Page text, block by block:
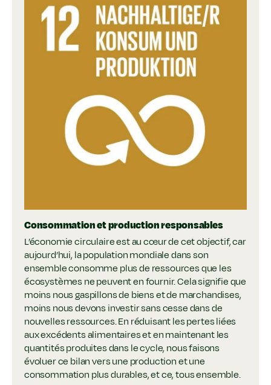
Consommation et production responsables
L’économie circulaire est au cœur de cet objectif, car
aujourd’hui, la population mondiale dans son
ensemble consomme plus de ressources que les
écosystèmes ne peuvent en fournir. Cela signifie que
moins nous gaspillons de biens et de marchandises,
moins nous devons investir sans cesse dans de
nouvelles ressources. En réduisant les pertes liées
aux excédents alimentaires et en maintenant les
quantités produites dans le cycle, nous faisons
évoluer ce bilan vers une production et une
consommation plus durables, et ce, tous ensemble.